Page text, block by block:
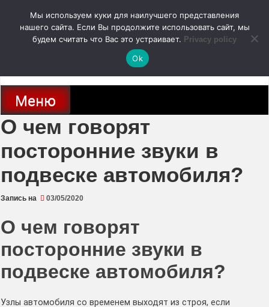
содержимому
autodoc24.ru
Новости про современные автомобили и не только, новинки зарубежного
и отечественного автопрома
Меню
О чем говорят
посторонние звуки в
подвеске автомобиля?
Запись на 03/05/2020
О чем говорят
посторонние звуки в
подвеске автомобиля?
Узлы автомобиля со временем выходят из строя, если
Мы используем куки для наилучшего представления
нашего сайта. Если Вы продолжите использовать сайт, мы
будем считать что Вас это устраивает. Privacy policy
Ok